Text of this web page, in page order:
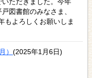
図書館のみなさま、
もよろしくお願いしま
） (2025年1月6日)